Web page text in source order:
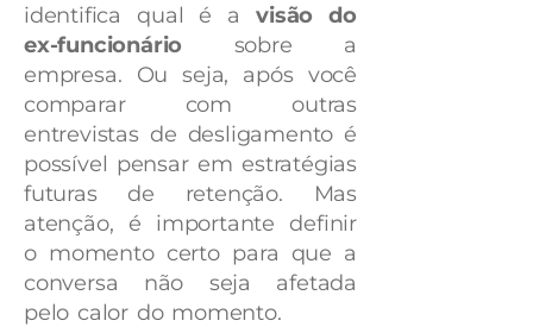
identifica qual é avisão do
ex-funcionário sobre a
empresa. Ou seja, após você
comparar com outras
entrevistas de desligamento é
possível pensar em estratégias
futuras de retenção. Mas
atenção, é importante definir
o momento certo para que a
conversa não seja afetada
pelo calor do momento.